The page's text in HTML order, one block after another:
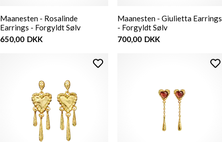
Maanesten - Rosalinde
Earrings - Forgyldt Sølv
650,00 DKK
Maanesten - Giulietta Earrings
- Forgyldt Sølv
700,00 DKK